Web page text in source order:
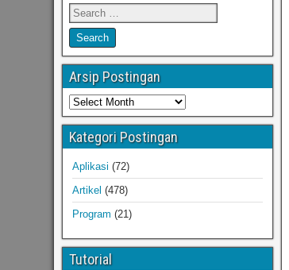
Arsip Postingan
Kategori Postingan
Aplikasi (72)
Artikel (478)
Program (21)
Tutorial